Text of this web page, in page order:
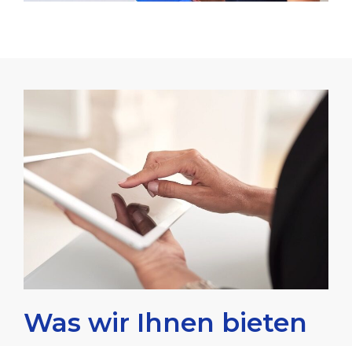
Was wir Ihnen bieten